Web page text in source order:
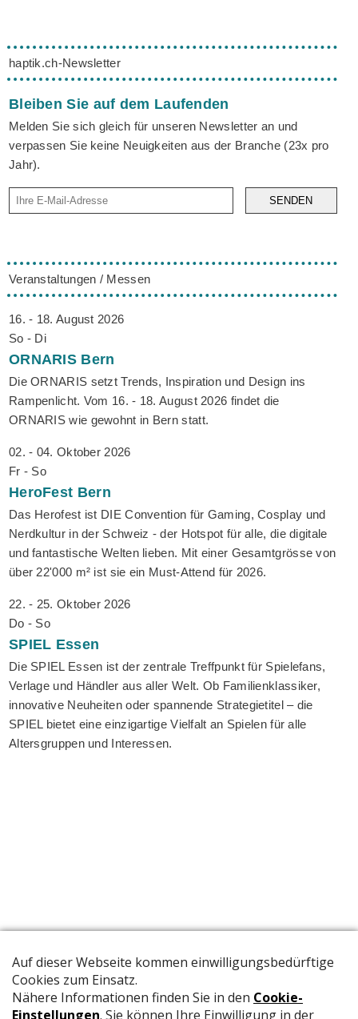
haptik.ch-Newsletter
Bleiben Sie auf dem Laufenden
Melden Sie sich gleich für unseren Newsletter an und
verpassen Sie keine Neuigkeiten aus der Branche (23x pro
Jahr).
SENDEN
Veranstaltungen / Messen
16. - 18. August 2026
So - Di
ORNARIS Bern
Die ORNARIS setzt Trends, Inspiration und Design ins
Rampenlicht. Vom 16. - 18. August 2026 findet die
ORNARIS wie gewohnt in Bern statt.
02. - 04. Oktober 2026
Fr - So
HeroFest Bern
Das Herofest ist DIE Convention für Gaming, Cosplay und
Nerdkultur in der Schweiz - der Hotspot für alle, die digitale
und fantastische Welten lieben. Mit einer Gesamtgrösse von
über 22'000 m² ist sie ein Must-Attend für 2026.
22. - 25. Oktober 2026
Do - So
SPIEL Essen
Die SPIEL Essen ist der zentrale Treffpunkt für Spielefans,
Verlage und Händler aus aller Welt. Ob Familienklassiker,
innovative Neuheiten oder spannende Strategietitel – die
SPIEL bietet eine einzigartige Vielfalt an Spielen für alle
Altersgruppen und Interessen.